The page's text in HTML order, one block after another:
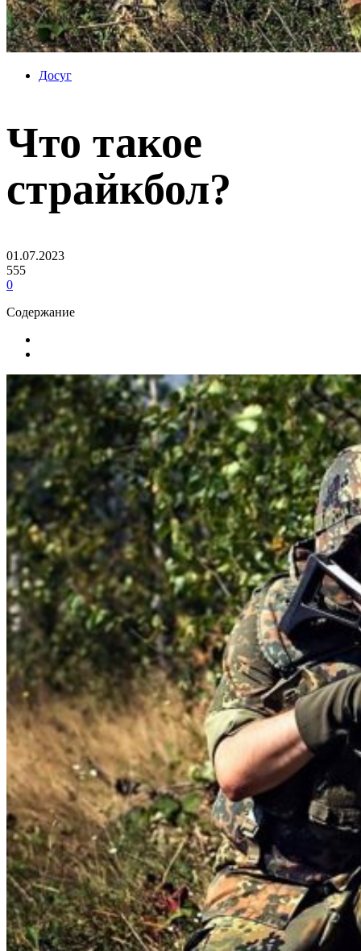
Досуг
Что такое
страйкбол?
01.07.2023
555
0
Содержание